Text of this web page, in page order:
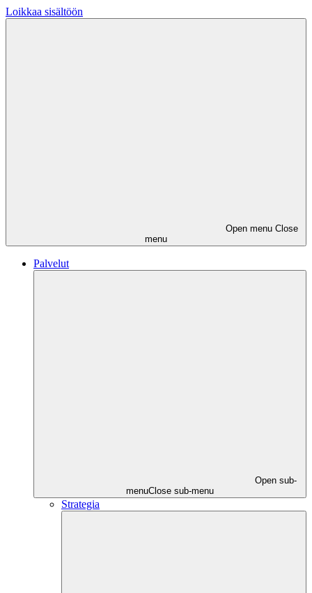
Loikkaa sisältöön
Open menu Close
menu
Palvelut
Open sub-
menuClose sub-menu
Strategia